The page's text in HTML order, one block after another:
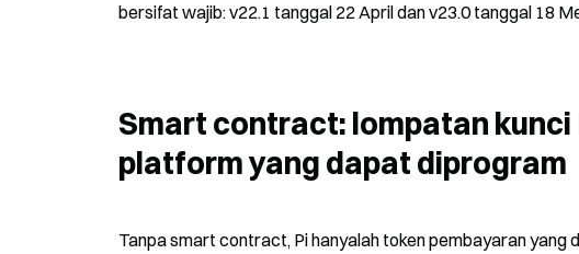
bersifat wajib: v22.1 tanggal 22 April dan v23.0 tanggal 18
Smart contract: lompatan
platform yang dapat diprogram
Tanpa smart contract, Pi hanyalah token pembayaran